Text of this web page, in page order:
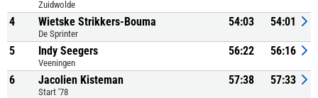
Zuidwolde
4 Wietske Strikkers-Bouma
De Sprinter
54:03 54:01
5 Indy Seegers
Veeningen
56:22 56:16
6 Jacolien Kisteman
Start '78
57:38 57:33